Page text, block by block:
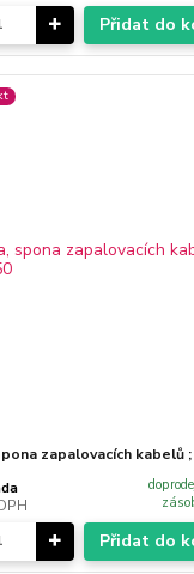
Přidat do
zapalovacích kabelů ;
Přidat do